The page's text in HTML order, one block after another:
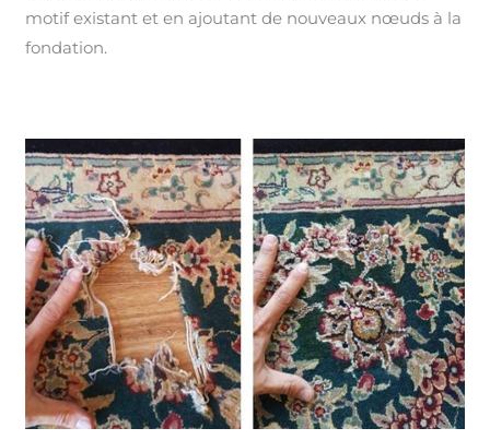
motif existant et en ajoutant de nouveaux nœuds à la
fondation.